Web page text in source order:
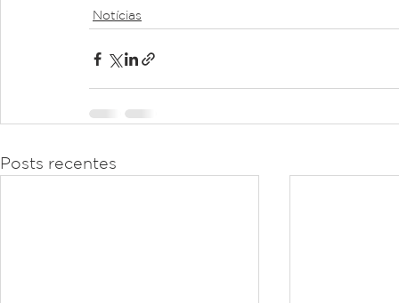
Notícias
Posts recentes